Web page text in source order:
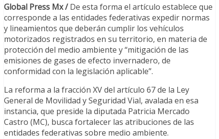
Global Press Mx /De esta forma el artículo establece que
corresponde a las entidades federativas expedir normas
y lineamientos que deberán cumplir los vehículos
motorizados registrados en su territorio, en materia de
protección del medio ambiente y “mitigación de las
emisiones de gases de efecto invernadero, de
conformidad con la legislación aplicable”.
La reforma a la fracción XV del artículo 67 de la Ley
General de Movilidad y Seguridad Vial, avalada en esa
instancia, que preside la diputada Patricia Mercado
Castro (MC), busca fortalecer las atribuciones de las
entidades federativas sobre medio ambiente.